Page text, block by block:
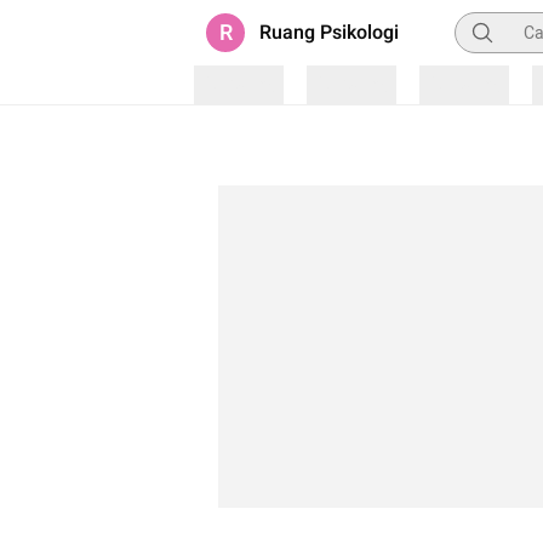
R Ruang Psikologi Pencarian